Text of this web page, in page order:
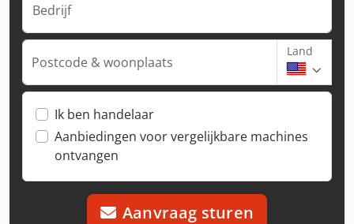
Bedrijf
Postcode & woonplaats
Land
Ik ben handelaar
Aanbiedingen voor vergelijkbare machines
ontvangen
Aanvraag sturen